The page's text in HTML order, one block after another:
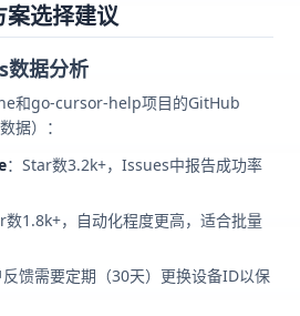
案选择建议
据分析
和go-cursor-help项目的GitHub
据）：
：Star数3.2k+，Issues中报告成功率
数1.8k+，自动化程度更高，适合批量
馈需要定期（30天）更换设备ID以保